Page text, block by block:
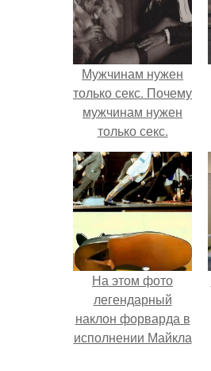
Мужчинам нужен
только секс. Почему
мужчинам нужен
только секс.
На этом фото
легендарный
наклон форварда в
исполнении Майкла